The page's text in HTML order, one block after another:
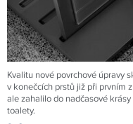
Kvalitu nové povrchové úpravy
v konečcích prstů již při prvním
ale zahalilo do nadčasové
toalety.